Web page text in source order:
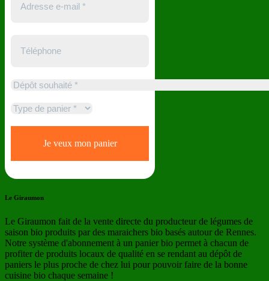
Le Giraumon
Le Giraumon fait de la vente directe du producteur de légumes de
saison bio produits par des maraichers bio basés autour de Rennes.
Notre système d'abonnement à un panier bio permet à chacun de
profiter de produits locaux de qualité en se rendant au dépôt de
paniers le plus proche de chez lui pour pouvoir faire de la bonne
cuisine bio chaque semaine !